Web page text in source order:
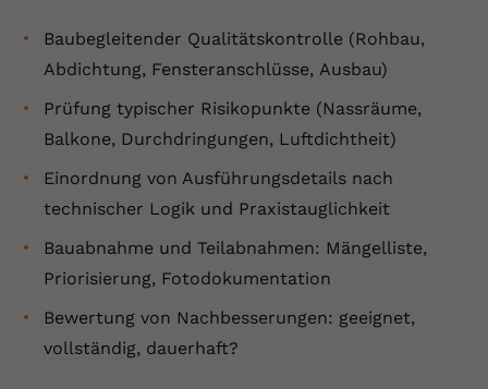
Baubegleitender Qualitätskontrolle (Rohbau,
Abdichtung, Fensteranschlüsse, Ausbau)
Prüfung typischer Risikopunkte (Nassräume,
Balkone, Durchdringungen, Luftdichtheit)
Einordnung von Ausführungsdetails nach
technischer Logik und Praxistauglichkeit
Bauabnahme und Teilabnahmen: Mängelliste,
Priorisierung, Fotodokumentation
Bewertung von Nachbesserungen: geeignet,
vollständig, dauerhaft?